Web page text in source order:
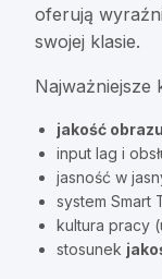
oferują
swojej klasie.
Najważniejsze
jakość
input lag i
jasność w
system Smart
kultura pracy
stosunek